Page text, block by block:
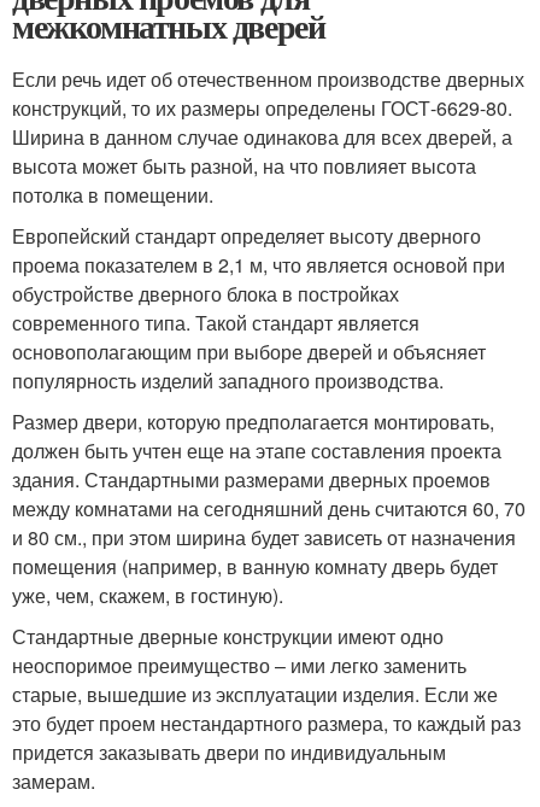
межкомнатных дверей
Если речь идет об отечественном производстве дверных
конструкций, то их размеры определены ГОСТ-6629-80.
Ширина в данном случае одинакова для всех дверей, а
высота может быть разной, на что повлияет высота
потолка в помещении.
Европейский стандарт определяет высоту дверного
проема показателем в 2,1 м, что является основой при
обустройстве дверного блока в постройках
современного типа. Такой стандарт является
основополагающим при выборе дверей и объясняет
популярность изделий западного производства.
Размер двери, которую предполагается монтировать,
должен быть учтен еще на этапе составления проекта
здания. Стандартными размерами дверных проемов
между комнатами на сегодняшний день считаются 60, 70
и 80 см., при этом ширина будет зависеть от назначения
помещения (например, в ванную комнату дверь будет
уже, чем, скажем, в гостиную).
Стандартные дверные конструкции имеют одно
неоспоримое преимущество – ими легко заменить
старые, вышедшие из эксплуатации изделия. Если же
это будет проем нестандартного размера, то каждый раз
придется заказывать двери по индивидуальным
замерам.